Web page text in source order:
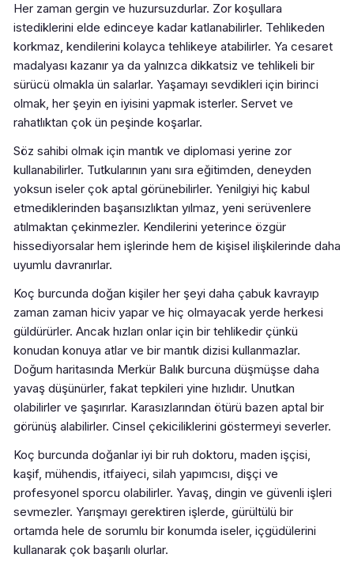
Her zaman gergin ve huzursuzdurlar. Zor koşullara
istediklerini elde edinceye kadar katlanabilirler. Tehlikeden
korkmaz, kendilerini kolayca tehlikeye atabilirler. Ya cesaret
madalyası kazanır ya da yalnızca dikkatsiz ve tehlikeli bir
sürücü olmakla ün salarlar. Yaşamayı sevdikleri için birinci
olmak, her şeyin en iyisini yapmak isterler. Servet ve
rahatlıktan çok ün peşinde koşarlar.
Söz sahibi olmak için mantık ve diplomasi yerine zor
kullanabilirler. Tutkularının yanı sıra eğitimden, deneyden
yoksun iseler çok aptal görünebilirler. Yenilgiyi hiç kabul
etmediklerinden başarısızlıktan yılmaz, yeni serüvenlere
atılmaktan çekinmezler. Kendilerini yeterince özgür
hissediyorsalar hem işlerinde hem de kişisel ilişkilerinde daha
uyumlu davranırlar.
Koç burcunda doğan kişiler her şeyi daha çabuk kavrayıp
zaman zaman hiciv yapar ve hiç olmayacak yerde herkesi
güldürürler. Ancak hızları onlar için bir tehlikedir çünkü
konudan konuya atlar ve bir mantık dizisi kullanmazlar.
Doğum haritasında Merkür Balık burcuna düşmüşse daha
yavaş düşünürler, fakat tepkileri yine hızlıdır. Unutkan
olabilirler ve şaşırırlar. Karasızlarından ötürü bazen aptal bir
görünüş alabilirler. Cinsel çekiciliklerini göstermeyi severler.
Koç burcunda doğanlar iyi bir ruh doktoru, maden işçisi,
kaşif, mühendis, itfaiyeci, silah yapımcısı, dişçi ve
profesyonel sporcu olabilirler. Yavaş, dingin ve güvenli işleri
sevmezler. Yarışmayı gerektiren işlerde, gürültülü bir
ortamda hele de sorumlu bir konumda iseler, içgüdülerini
kullanarak çok başarılı olurlar.